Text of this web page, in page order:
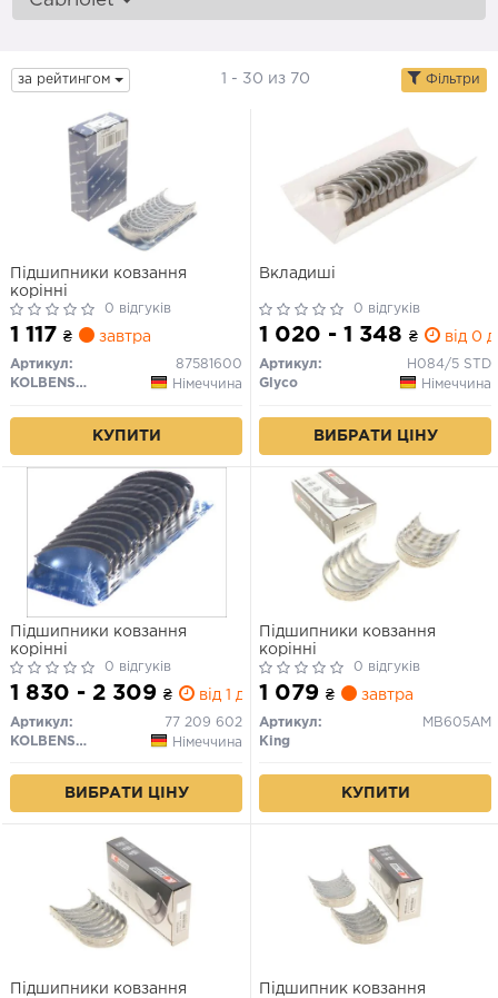
за рейтингом 1 - 30 из 70 Фільтри
Підшипники ковзання
корінні
0 відгуків
1 117 ₴ завтра
Артикул:
87581600
KOLBENSCHMIDT
Німеччина
КУПИТИ
Вкладиші
0 відгуків
1 020 - 1 348 ₴ від 0
Артикул:
H084/5 STD
Glyco
Німеччина
ВИБРАТИ ЦІНУ
Підшипники ковзання
корінні
0 відгуків
1 830 - 2 309 ₴ від 1 дн.
Артикул:
77 209 602
KOLBENSCHMIDT
Німеччина
ВИБРАТИ ЦІНУ
Підшипники ковзання
корінні
0 відгуків
1 079 ₴ завтра
Артикул:
MB605AM
King
КУПИТИ
Підшипники ковзання
Підшипник ковзання